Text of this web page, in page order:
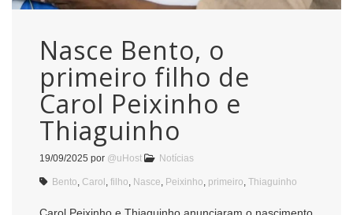
Nasce Bento, o
primeiro filho de
Carol Peixinho e
Thiaguinho
19/09/2025 por @uHost Notícias
Bento Carol filho Nasce Peixinho primeiro Thiaguinho
Carol Peixinho e Thiaguinho anunciaram o nascimento